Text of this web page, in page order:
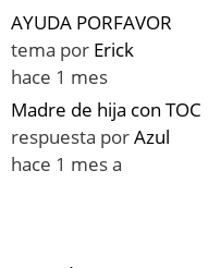
AYUDA PORFAVOR
tema por Erick
hace 1 mes
Madre de hija con TOC
respuesta porAzul
hace 1 mes a